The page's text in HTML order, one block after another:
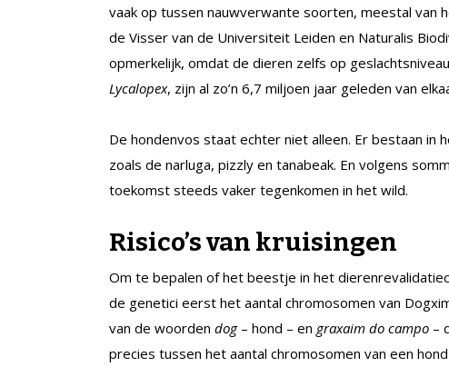
vaak op tussen nauwverwante soorten, meestal van
de Visser van de Universiteit Leiden en Naturalis
opmerkelijk, omdat de dieren zelfs op
Lycalopex, zijn al zo’n 6,7 miljoen jaar geleden van
De hondenvos staat echter niet alleen. Er bestaan in
zoals de narluga, pizzly en tanabeak. En volgens
toekomst steeds vaker tegenkomen in het wild.
Risico’s van kruisingen
Om te bepalen of het beestje in het
de genetici eerst het aantal chromosomen van
van de woorden dog– hond – en graxaim do campo –
precies tussen het aantal chromosomen van een